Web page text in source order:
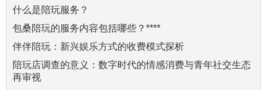
什么是陪玩服务？
包桑陪玩的服务内容包括哪些？****
伴伴陪玩：新兴娱乐方式的收费模式探析
陪玩店调查的意义：数字时代的情感消费与青年社交生态
再审视